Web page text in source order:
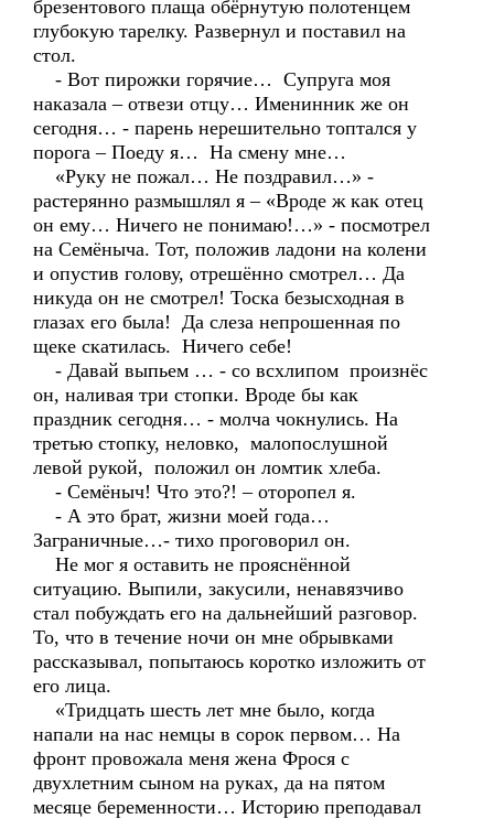
брезентового плаща обёрнутую полотенцем
глубокую тарелку. Развернул и поставил на
стол.
- Вот пирожки горячие… Супруга моя
наказала – отвези отцу… Именинник же он
сегодня… - парень нерешительно топтался у
порога – Поеду я… На смену мне…
«Руку не пожал… Не поздравил…» -
растерянно размышлял я – «Вроде ж как отец
он ему… Ничего не понимаю!…» - посмотрел
на Семёныча. Тот, положив ладони на колени
и опустив голову, отрешённо смотрел… Да
никуда он не смотрел! Тоска безысходная в
глазах его была! Да слеза непрошенная по
щеке скатилась. Ничего себе!
- Давай выпьем … - со всхлипом произнёс
он, наливая три стопки. Вроде бы как
праздник сегодня… - молча чокнулись. На
третью стопку, неловко, малопослушной
левой рукой, положил он ломтик хлеба.
- Семёныч! Что это?! – оторопел я.
- А это брат, жизни моей года…
Заграничные…- тихо проговорил он.
Не мог я оставить не прояснённой
ситуацию. Выпили, закусили, ненавязчиво
стал побуждать его на дальнейший разговор.
То, что в течение ночи он мне обрывками
рассказывал, попытаюсь коротко изложить от
его лица.
«Тридцать шесть лет мне было, когда
напали на нас немцы в сорок первом… На
фронт провожала меня жена Фрося с
двухлетним сыном на руках, да на пятом
месяце беременности… Историю преподавал